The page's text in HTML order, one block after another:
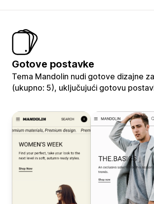
Gotove postavke
Tema Mandolin nudi gotove dizajne
(ukupno: 5), uključujući gotovu